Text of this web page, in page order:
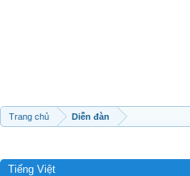
Trang chủ Diễn đàn
Tiếng Việt